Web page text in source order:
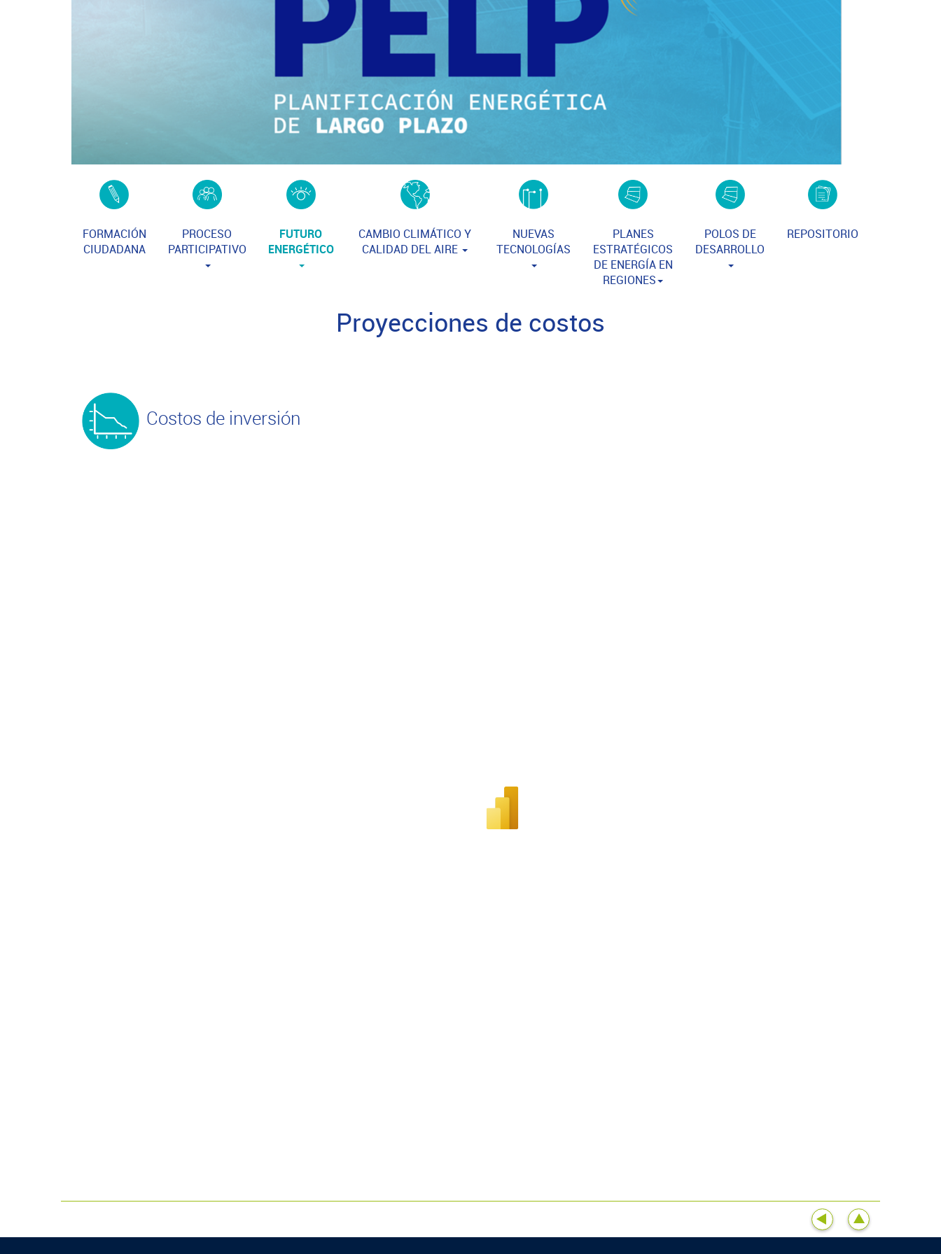
FORMACIÓN
CIUDADANA
PROCESO
PARTICIPATIVO
FUTURO
ENERGÉTICO
CAMBIO CLIMÁTICO Y
CALIDAD DEL AIRE
NUEVAS
TECNOLOGÍAS
PLANES
ESTRATÉGICOS
DE ENERGÍA EN
REGIONES
POLOS DE
DESARROLLO
REPOSITORIO
Proyecciones de costos
Costos de inversión